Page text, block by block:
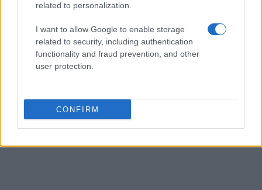
related to personalization.
I want to allow Google to enable storage
related to security, including authentication
functionality and fraud prevention, and other
user protection.
CONFIRM